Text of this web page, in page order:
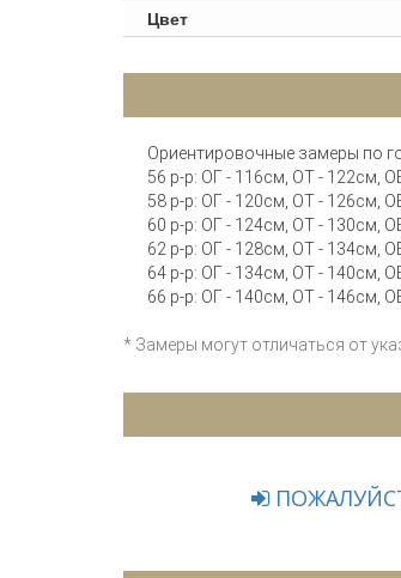
Цвет
Ориентировочные замеры по
56 р-р: ОГ - 116см, ОТ - 122см,
58 р-р: ОГ - 120см, ОТ - 126см,
60 р-р: ОГ - 124см, ОТ - 130см,
62 р-р: ОГ - 128см, ОТ - 134см,
64 р-р: ОГ - 134см, ОТ - 140см,
66 р-р: ОГ - 140см, ОТ - 146см,
* Замеры могут отличаться от